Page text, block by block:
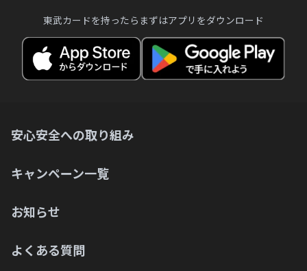
東武カードを持ったらまずはアプリをダウンロード
安心安全への取り組み
キャンペーン一覧
お知らせ
よくある質問